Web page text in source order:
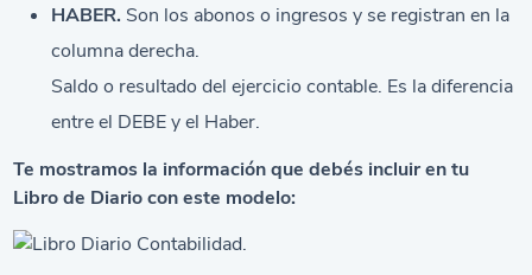
HABER. Son los abonos o ingresos y se registran en la
columna derecha.
Saldo o resultado del ejercicio contable. Es la diferencia
entre el DEBE y el Haber.
Te mostramos la información que debés incluir en tu
Libro de Diario con este modelo: